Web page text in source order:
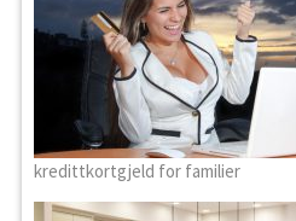
kredittkortgjeld for familier